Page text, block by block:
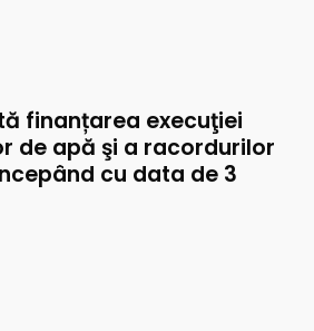
finanțarea execuţiei
de apă şi a racordurilor
cu data de 3